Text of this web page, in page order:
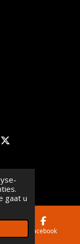
gaat u
X
Facebook